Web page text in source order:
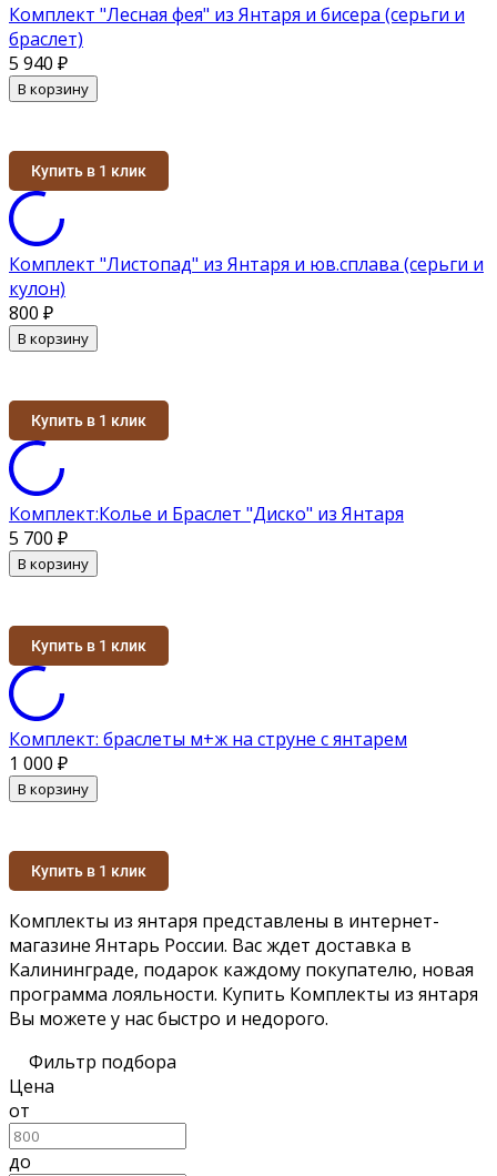
Комплект "Лесная фея" из Янтаря и бисера (серьги и
браслет)
5 940 ₽
В корзину
Купить в 1 клик
Комплект "Листопад" из Янтаря и юв.сплава (серьги и
кулон)
800 ₽
В корзину
Купить в 1 клик
Комплект:Колье и Браслет "Диско" из Янтаря
5 700 ₽
В корзину
Купить в 1 клик
Комплект: браслеты м+ж на струне с янтарем
1 000 ₽
В корзину
Купить в 1 клик
Комплекты из янтаря представлены в интернет-
магазине Янтарь России. Вас ждет доставка в
Калининграде, подарок каждому покупателю, новая
программа лояльности. Купить Комплекты из янтаря
Вы можете у нас быстро и недорого.
Фильтр подбора
Цена
от
до